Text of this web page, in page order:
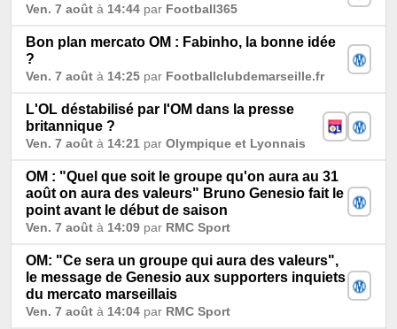
Ven. 7 août à 14:44 par Football365
Bon plan mercato OM : Fabinho, la bonne idée
?
Ven. 7 août à 14:25 par Footballclubdemarseille.fr
L'OL déstabilisé par l'OM dans la presse
britannique ?
Ven. 7 août à 14:21 par Olympique et Lyonnais
OM : "Quel que soit le groupe qu'on aura au 31
août on aura des valeurs" Bruno Genesio fait le
point avant le début de saison
Ven. 7 août à 14:09 par RMC Sport
OM: "Ce sera un groupe qui aura des valeurs",
le message de Genesio aux supporters inquiets
du mercato marseillais
Ven. 7 août à 14:04 par RMC Sport